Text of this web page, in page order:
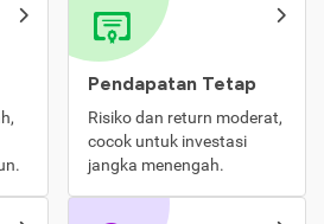
Pendapatan Tetap
Risiko dan return moderat,
cocok untuk investasi
jangka menengah.